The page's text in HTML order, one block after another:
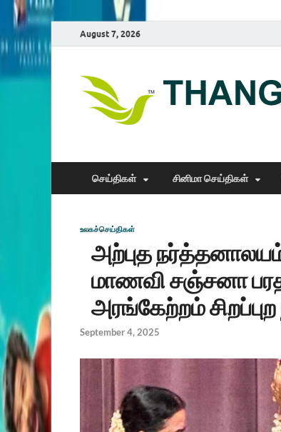
August 7, 2026
செய்திகள் சினிமா செய்திகள்
உலகச்செய்திகள்
அற்புத
மாணவி சஞ்சனா
அரங்கேற்றம்
September 4, 2025